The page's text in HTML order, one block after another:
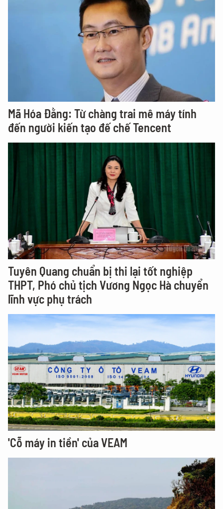
Mã Hóa Đằng: Từ chàng trai mê máy tính
đến người kiến tạo đế chế Tencent
Tuyên Quang chuẩn bị thi lại tốt nghiệp
THPT, Phó chủ tịch Vương Ngọc Hà chuyển
lĩnh vực phụ trách
'Cỗ máy in tiền' của VEAM